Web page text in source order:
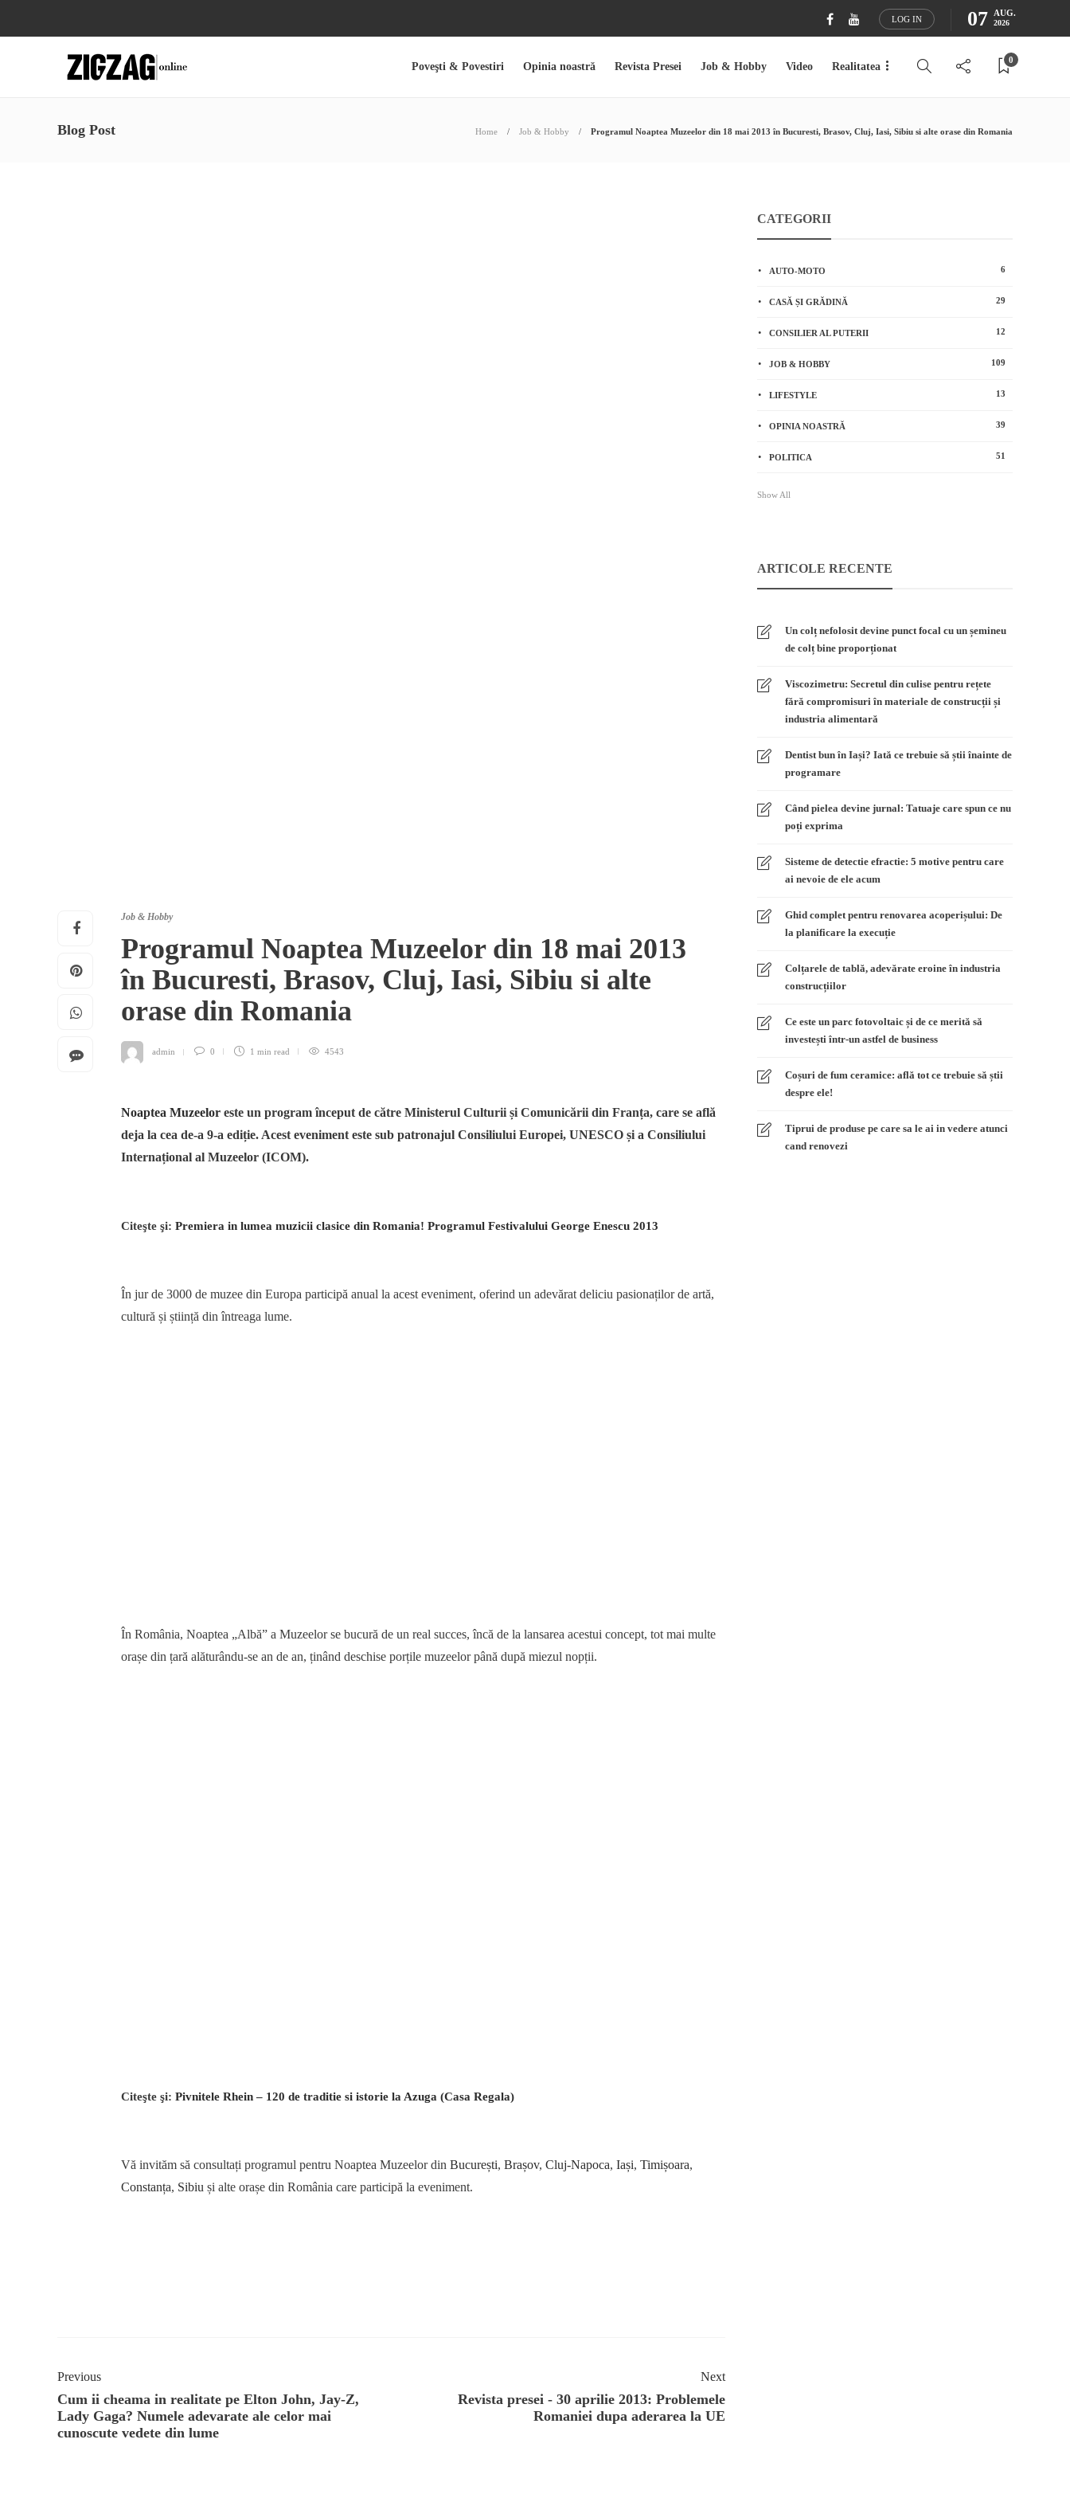
LOG IN 07 AUG.
2026
Poveşti & Povestiri Opinia noastră Revista Presei Job & Hobby Video Realitatea
0
Blog Post Home Job & Hobby Programul Noaptea Muzeelor din 18 mai 2013 în Bucuresti, Brasov, Cluj, Iasi, Sibiu si alte orase din Romania
Job & Hobby
Programul Noaptea Muzeelor din 18 mai 2013
în Bucuresti, Brasov, Cluj, Iasi, Sibiu si alte
orase din Romania
admin 0 1 min read 4543
Noaptea Muzeelor este un program început de către Ministerul Culturii și Comunicării din Franța, care se află
deja la cea de-a 9-a ediție. Acest eveniment este sub patronajul Consiliului Europei, UNESCO și a Consiliului
Internațional al Muzeelor (ICOM).
Citeşte şi: Premiera in lumea muzicii clasice din Romania! Programul Festivalului George Enescu 2013
În jur de 3000 de muzee din Europa participă anual la acest eveniment, oferind un adevărat deliciu pasionaților de artă,
cultură și știință din întreaga lume.
În România, Noaptea „Albă” a Muzeelor se bucură de un real succes, încă de la lansarea acestui concept, tot mai multe
orașe din țară alăturându-se an de an, ținând deschise porțile muzeelor până după miezul nopții.
Citeşte şi: Pivnitele Rhein – 120 de traditie si istorie la Azuga (Casa Regala)
Vă invităm să consultați programul pentru Noaptea Muzeelor din București, Brașov, Cluj-Napoca, Iași, Timișoara,
Constanța, Sibiu și alte orașe din România care participă la eveniment.
Previous
Cum ii cheama in realitate pe Elton John, Jay-Z,
Lady Gaga? Numele adevarate ale celor mai
cunoscute vedete din lume
Next
Revista presei - 30 aprilie 2013: Problemele
Romaniei dupa aderarea la UE
CATEGORII
AUTO-MOTO 6
CASĂ ȘI GRĂDINĂ 29
CONSILIER AL PUTERII 12
JOB & HOBBY 109
LIFESTYLE 13
OPINIA NOASTRĂ 39
POLITICA 51
Show All
ARTICOLE RECENTE
Un colț nefolosit devine punct focal cu un șemineu
de colț bine proporționat
Viscozimetru: Secretul din culise pentru rețete
fără compromisuri în materiale de construcții și
industria alimentară
Dentist bun în Iași? Iată ce trebuie să știi înainte de
programare
Când pielea devine jurnal: Tatuaje care spun ce nu
poți exprima
Sisteme de detectie efractie: 5 motive pentru care
ai nevoie de ele acum
Ghid complet pentru renovarea acoperișului: De
la planificare la execuție
Colțarele de tablă, adevărate eroine în industria
construcțiilor
Ce este un parc fotovoltaic și de ce merită să
investești într-un astfel de business
Coșuri de fum ceramice: află tot ce trebuie să știi
despre ele!
Tiprui de produse pe care sa le ai in vedere atunci
cand renovezi